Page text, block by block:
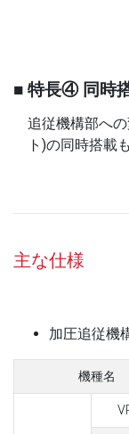
■ 特長④ 同時
追従機構部へ
ト)の同時搭載
主な仕様
加圧追従機
機種名